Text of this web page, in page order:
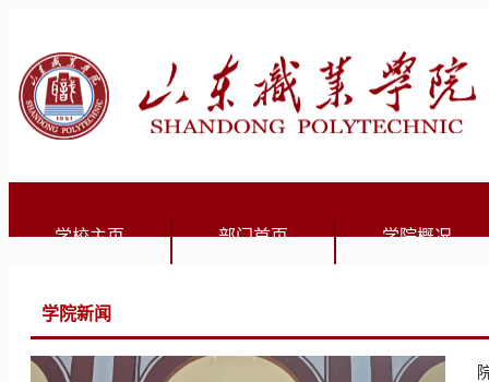
学校主页 部门首页 学院概况
学院新闻